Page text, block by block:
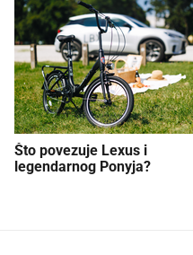
Što povezuje Lexus i
legendarnog Ponyja?